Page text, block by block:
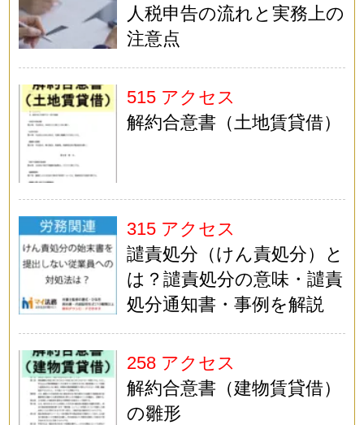
人税申告の流れと実務上の
注意点
515 アクセス
解約合意書（土地賃貸借）
315 アクセス
譴責処分（けん責処分）と
は？譴責処分の意味・譴責
処分通知書・事例を解説
258 アクセス
解約合意書（建物賃貸借）
の雛形